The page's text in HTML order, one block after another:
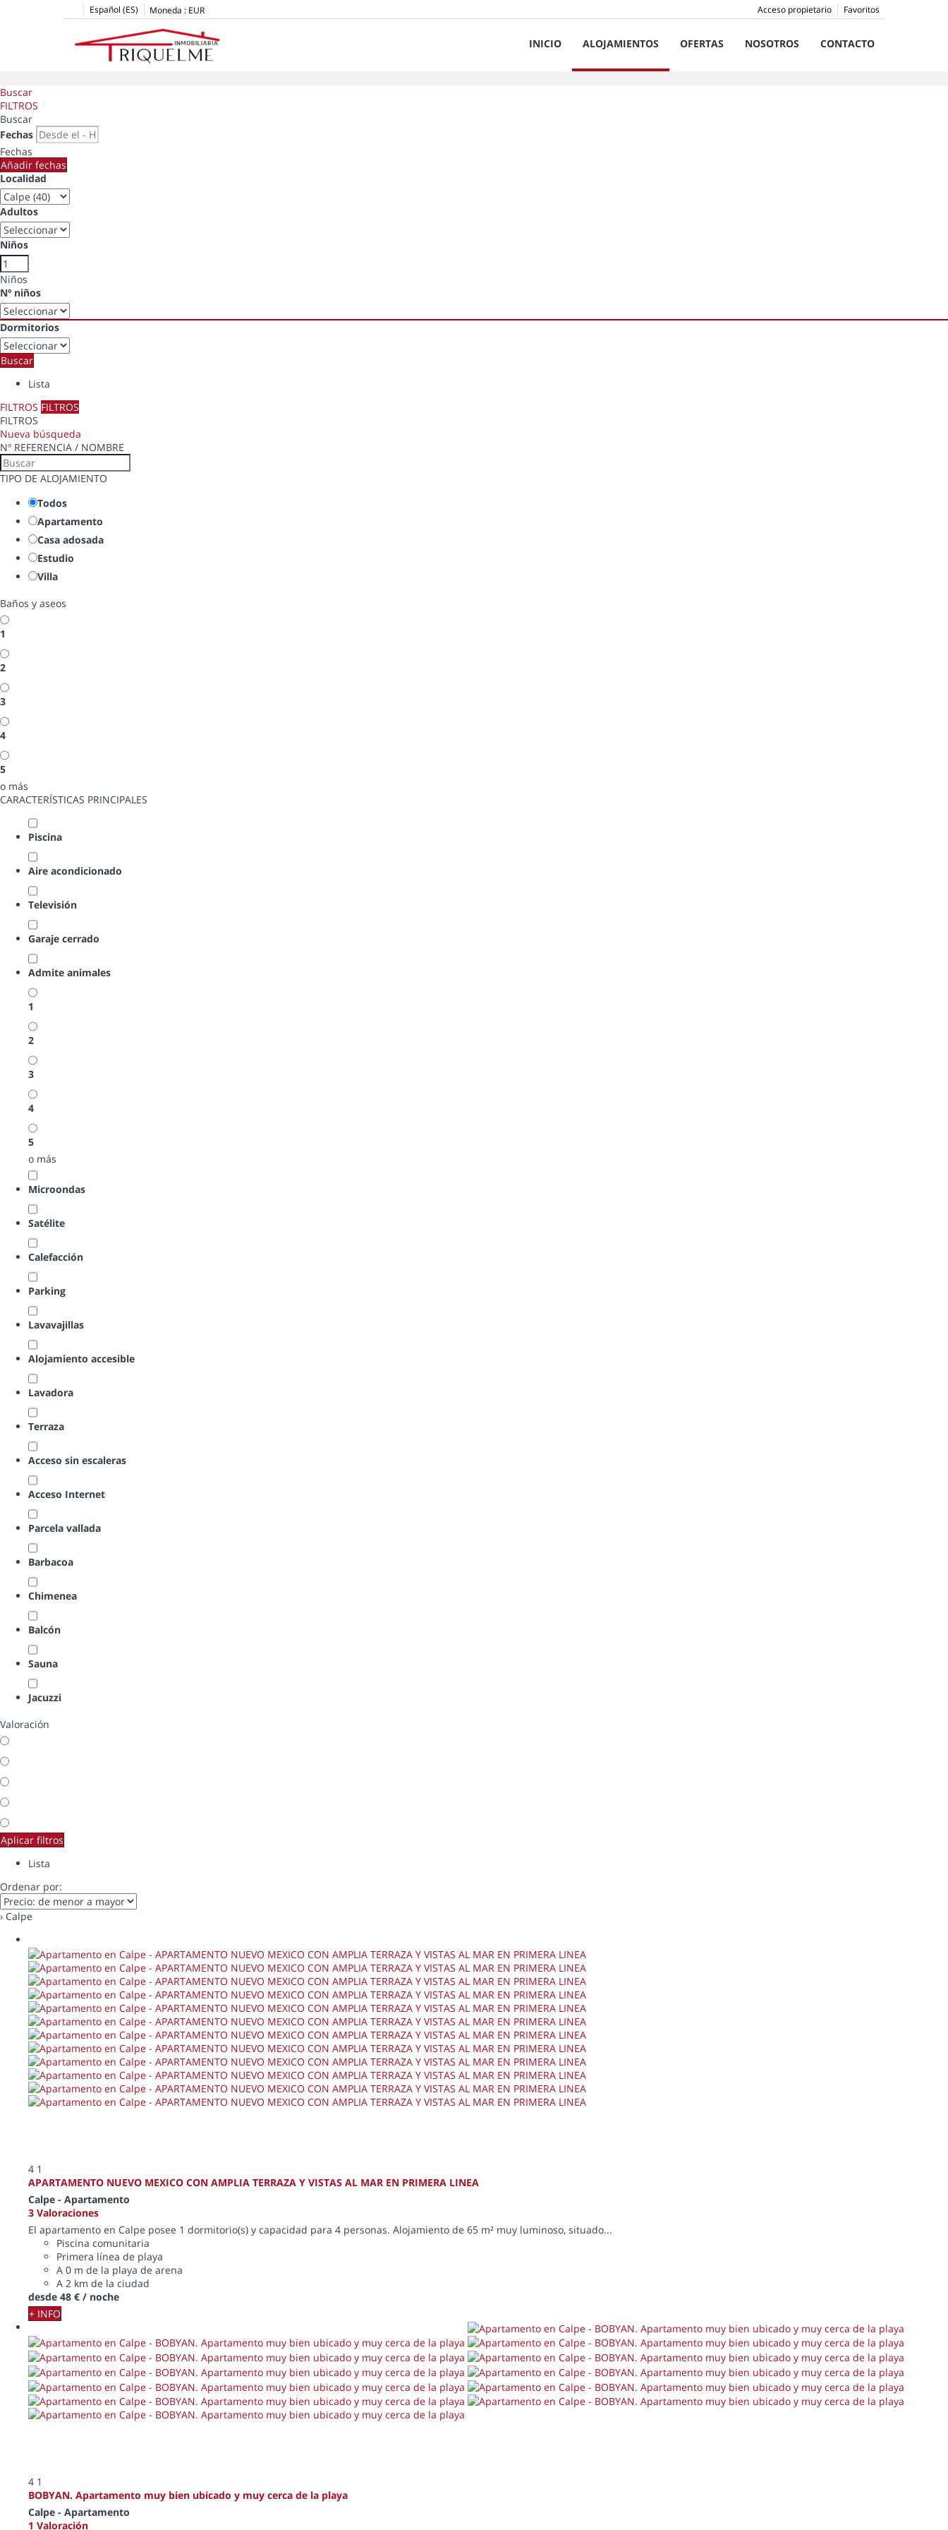
Español (ES) Moneda : EUR Favoritos
Acceso propietario
INICIO ALOJAMIENTOS OFERTAS NOSOTROS CONTACTO
Buscar
FILTROS
Buscar
Fechas
Fechas
Añadir fechas
Localidad
Adultos
Niños
Niños
Nº niños
Dormitorios
Buscar
Lista
FILTROS FILTROS
FILTROS
Nueva búsqueda
Nº REFERENCIA / NOMBRE
TIPO DE ALOJAMIENTO
Todos
Apartamento
Casa adosada
Estudio
Villa
Baños y aseos
1
2
3
4
5
o más
CARACTERÍSTICAS PRINCIPALES
Piscina
Aire acondicionado
Televisión
Garaje cerrado
Admite animales
1
2
3
4
5
o más
Microondas
Satélite
Calefacción
Parking
Lavavajillas
Alojamiento accesible
Lavadora
Terraza
Acceso sin escaleras
Acceso Internet
Parcela vallada
Barbacoa
Chimenea
Balcón
Sauna
Jacuzzi
Valoración
Aplicar filtros
Lista
Ordenar por:
› Calpe
4 1
APARTAMENTO NUEVO MEXICO CON AMPLIA TERRAZA Y VISTAS AL MAR EN PRIMERA LINEA
Calpe - Apartamento
3 Valoraciones
El apartamento en Calpe posee 1 dormitorio(s) y capacidad para 4 personas. Alojamiento de 65 m² muy luminoso, situado...
Piscina comunitaria
Primera línea de playa
A 0 m de la playa de arena
A 2 km de la ciudad
desde 48 € / noche
+ INFO
4 1
BOBYAN. Apartamento muy bien ubicado y muy cerca de la playa
Calpe - Apartamento
1 Valoración